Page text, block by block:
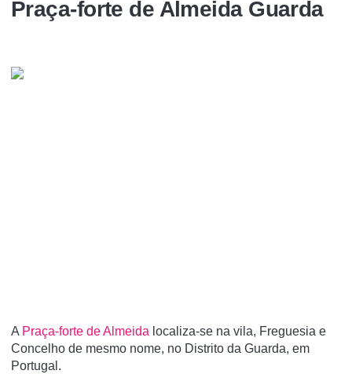
Praça-forte de Almeida Guarda
A Praça-forte de Almeida localiza-se na vila, Freguesia e
Concelho de mesmo nome, no Distrito da Guarda, em
Portugal.